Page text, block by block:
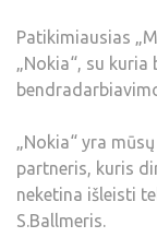
Patikimiausias
„Nokia“, su
„Nokia“ yra
partneris, kuris
neketina išleisti
S.Ballmeris.